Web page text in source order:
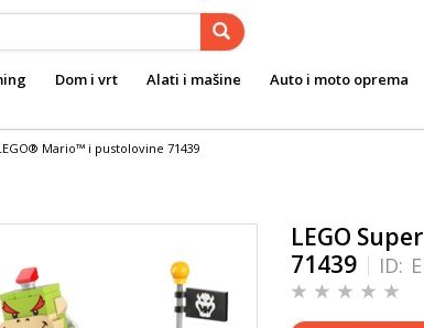
Dom i vrt Alati i mašine Auto i moto oprema
Mario™ i pustolovine 71439
LEGO
71439
ID: